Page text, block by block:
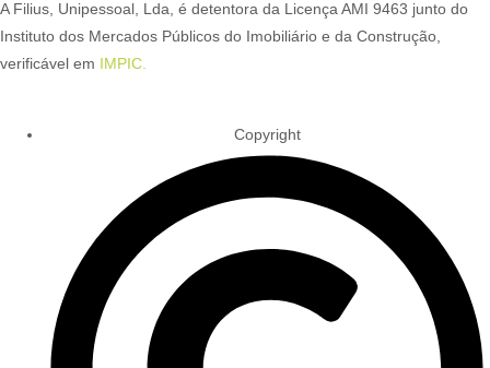
A Filius, Unipessoal, Lda, é detentora da Licença AMI 9463 junto do
Instituto dos Mercados Públicos do Imobiliário e da Construção,
verificável em IMPIC.
Copyright